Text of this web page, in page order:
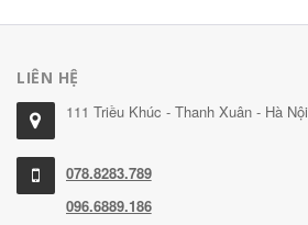
LIÊN HỆ
111 Triều Khúc - Thanh Xuân - Hà Nội
078.8283.789
096.6889.186